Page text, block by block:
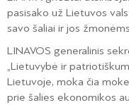
pasisako už Lietuvos
savo šaliai ir jos
LINAVOS generalinis
„Lietuvybė ir
Lietuvoje, moka čia
prie šalies ekonomikos